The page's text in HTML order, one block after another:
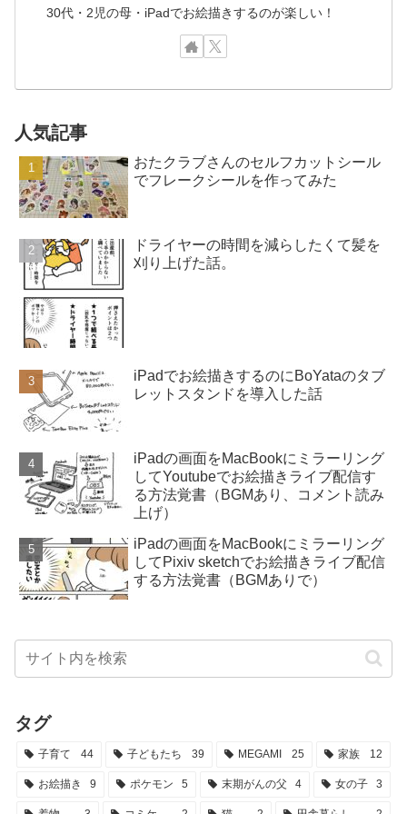
30代・2児の母・iPadでお絵描きするのが楽しい！
人気記事
おたクラブさんのセルフカットシール
でフレークシールを作ってみた
ドライヤーの時間を減らしたくて髪を
刈り上げた話。
iPadでお絵描きするのにBoYataのタブ
レットスタンドを導入した話
iPadの画面をMacBookにミラーリング
してYoutubeでお絵描きライブ配信す
る方法覚書（BGMあり、コメント読み
上げ）
iPadの画面をMacBookにミラーリング
してPixiv sketchでお絵描きライブ配信
する方法覚書（BGMありで）
タグ
子育て 44 子どもたち 39 MEGAMI 25 家族 12
お絵描き 9 ポケモン 5 末期がんの父 4 女の子 3